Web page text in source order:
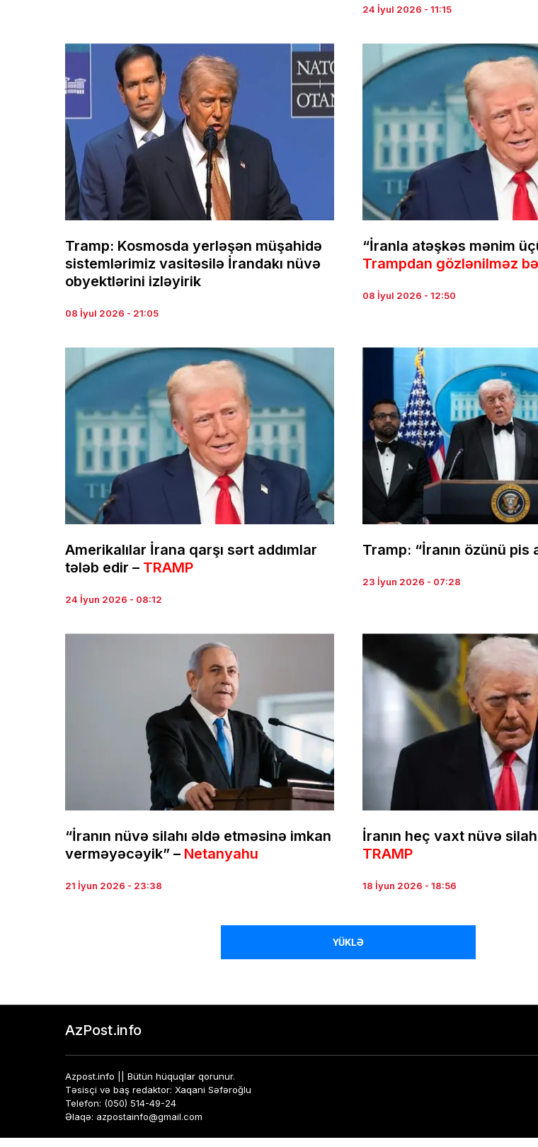
24 İyul 2026 - 11:15
Tramp: Kosmosda yerləşən müşahidə
sistemlərimiz vasitəsilə İrandakı nüvə
obyektlərini izləyirik
08 İyul 2026 - 21:05
“İranla atəşkəs mənim
Trampdan gözlənilməz
08 İyul 2026 - 12:50
Amerikalılar İrana qarşı sərt addımlar
tələb edir – TRAMP
24 İyun 2026 - 08:12
Tramp: “İranın özünü pis
23 İyun 2026 - 07:28
“İranın nüvə silahı əldə etməsinə imkan
verməyəcəyik” – Netanyahu
21 İyun 2026 - 23:38
İranın heç vaxt nüvə
TRAMP
18 İyun 2026 - 18:56
YÜKLƏ
AzPost.info
Azpost.info || Bütün hüquqlar qorunur.
Təsisçi və baş redaktor: Xaqani Səfəroğlu
Telefon: (050) 514-49-24
Əlaqə: azpostainfo@gmail.com